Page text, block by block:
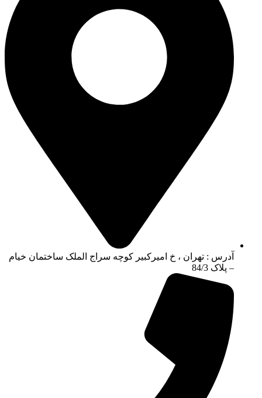
آدرس : تهران ، خ امیرکبیر کوچه سراج الملک ساختمان خیام
– پلاک 84/3